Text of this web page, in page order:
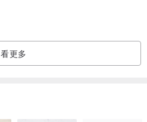
看更多